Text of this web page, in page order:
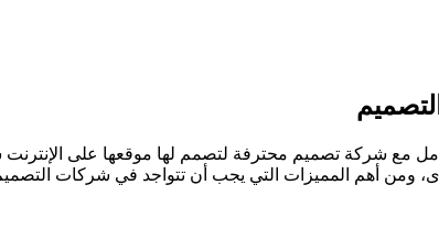
مع شركة تصميم محترفة لتصمم لها موقعها على الإنترنت
ومن أهم المميزات التي يجب أن تتواجد في شركات